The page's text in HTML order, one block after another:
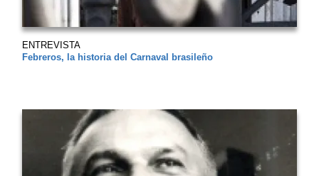
ENTREVISTA
Febreros, la historia del Carnaval brasileño